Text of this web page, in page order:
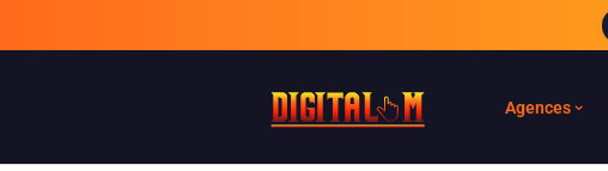
Agences